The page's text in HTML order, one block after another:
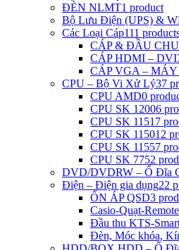
ĐÈN NLMT1 product
Bộ Lưu Điện (UPS) &
Các Loại Cáp111
CÁP & ĐẦU
CÁP HDMI – DVI
CÁP VGA –
CPU – Bộ Vi Xử Lý37
CPU AMD0
CPU SK 12006
CPU SK 1151 7
CPU SK 115012
CPU SK 11557
CPU SK 7752
DVD/DVDRW – Ổ Đĩa
Điện – Điện gia dụng22
ỔN ÁP QSD3
Casio-Quạt-
Đầu thu KTS-
Đèn, Móc khóa,